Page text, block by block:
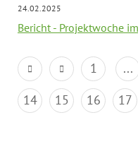
24.02.2025
Bericht - Projektwoche
1 ...
14
15 16 17